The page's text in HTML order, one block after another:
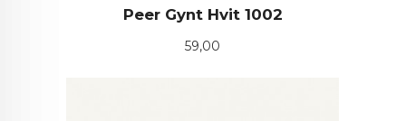
Peer Gynt Hvit 1002
Pris
59,00